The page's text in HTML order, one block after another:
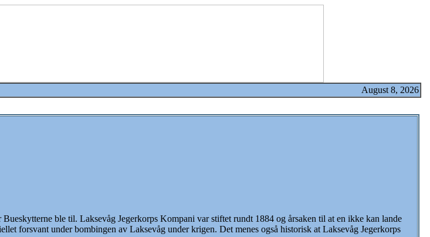
August 8, 2026
ble til. Laksevåg Jegerkorps Kompani var stiftet rundt 1884 og årsaken til at en ikke kan lande
forsvant under bombingen av Laksevåg under krigen. Det menes også historisk at Laksevåg Jegerkorps